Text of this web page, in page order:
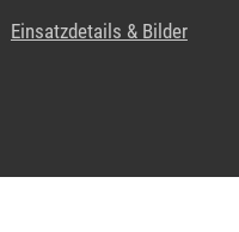
Einsatzdetails & Bilder